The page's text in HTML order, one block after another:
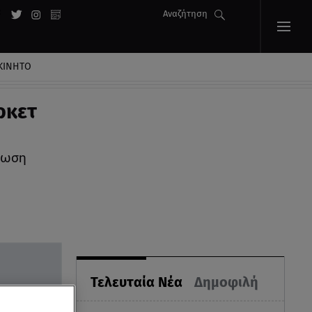
Αναζήτηση
Τελευταία Νέα Δημοφιλή